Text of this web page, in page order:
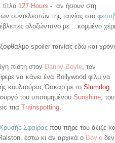
τίτλο 127 Hours - αν ήσουν στη
συντελεστών της ταινίας στο
ολοζώντανο με ...κομμένο
spoiler ταινίας εδώ και
πίστη στον Danny Boyle, τον
να κάνει ένα Bollywood φιλμ να
κουλτούρας Όσκαρ με το Slumdog
του υποτιμημένου Sunshine, του
πια Trainspotting.
Σφαίρας που πήρε του άξιζε
έστω κι αν αρχικά ο Boyle δεν